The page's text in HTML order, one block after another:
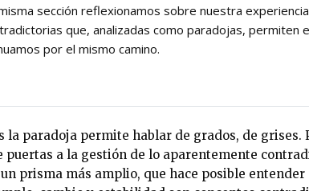
sección reflexionamos sobre nuestra
que, analizadas como paradojas, permiten
por el mismo camino.
la paradoja permite hablar de grados, de grises.
puertas a la gestión de lo aparentemente
prisma más amplio, que hace posible